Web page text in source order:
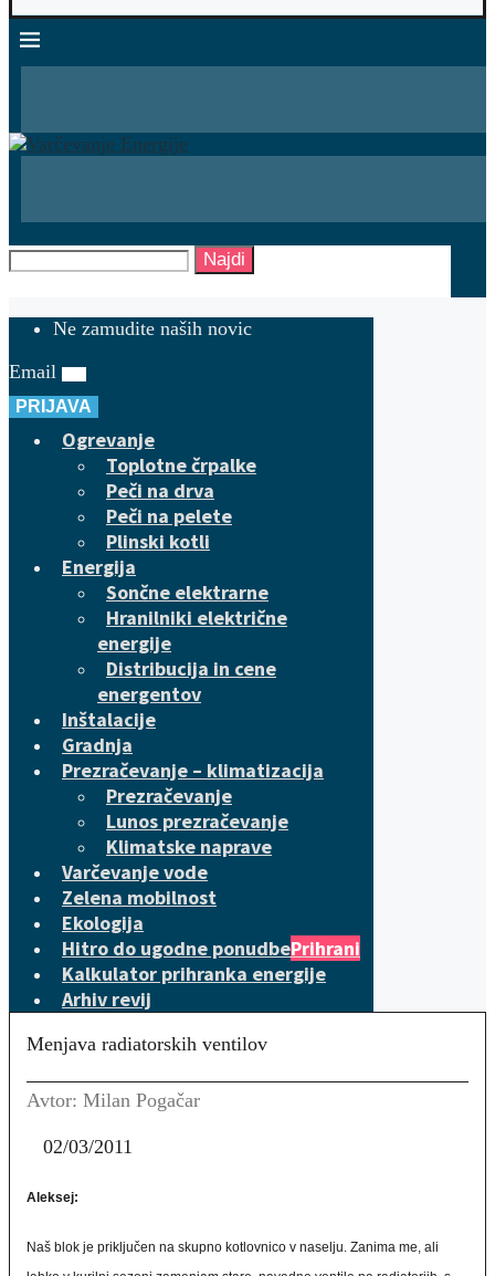
Najdi
Ne zamudite naših novic
Email
PRIJAVA
Ogrevanje
Toplotne črpalke
Peči na drva
Peči na pelete
Plinski kotli
Energija
Sončne elektrarne
Hranilniki električne
energije
Distribucija in cene
energentov
Inštalacije
Gradnja
Prezračevanje – klimatizacija
Prezračevanje
Lunos prezračevanje
Klimatske naprave
Varčevanje vode
Zelena mobilnost
Ekologija
Hitro do ugodne ponudbePrihrani
Kalkulator prihranka energije
Arhiv revij
Menjava radiatorskih ventilov
Avtor: Milan Pogačar
02/03/2011
Aleksej:
Naš blok je priključen na skupno kotlovnico v naselju. Zanima me, ali